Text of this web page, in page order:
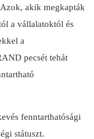
akik megkapták
a vállalatoktól és
a
pecsét tehát
fenntarthatósági
státuszt.